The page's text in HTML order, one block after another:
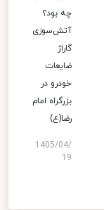
چه بود؟
آتش‌سوزی
گاراژ
ضایعات
خودرو در
بزرگراه امام
رضا(ع)
1405/04/
19